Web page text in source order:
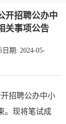
开招聘公办中
关事项公告
日期: 2024-05-
招聘公办中小
。现将笔试成